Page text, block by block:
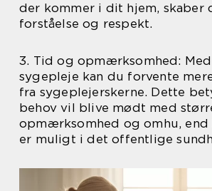
der kommer i dit hjem, skaber
forståelse og respekt.
3. Tid og opmærksomhed:
sygepleje kan du forvente
fra sygeplejerskerne. Dette
behov vil blive mødt med
opmærksomhed og omhu,
er muligt i det offentlige